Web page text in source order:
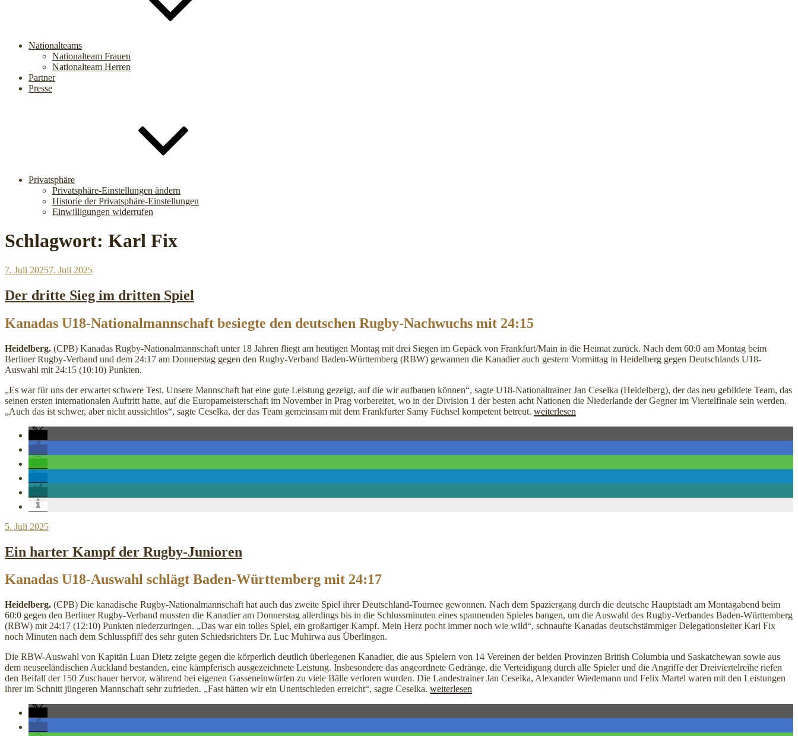
Nationalteams
Nationalteam Frauen
Nationalteam Herren
Partner
Presse
Privatsphäre
Privatsphäre-Einstellungen ändern
Historie der Privatsphäre-Einstellungen
Einwilligungen widerrufen
Schlagwort: Karl Fix
Veröffentlicht
7. Juli 20257. Juli 2025
Der dritte Sieg im dritten Spiel
Kanadas U18-Nationalmannschaft besiegte den deutschen Rugby-Nachwuchs mit 24:15
Heidelberg. (CPB) Kanadas Rugby-Nationalmannschaft unter 18 Jahren fliegt am heutigen Montag mit drei Siegen im Gepäck von Frankfurt/Main in die Heimat zurück. Nach dem 60:0 am Montag beim
Berliner Rugby-Verband und dem 24:17 am Donnerstag gegen den Rugby-Verband Baden-Württemberg (RBW) gewannen die Kanadier auch gestern Vormittag in Heidelberg gegen Deutschlands U18-
Auswahl mit 24:15 (10:10) Punkten.
„Es war für uns der erwartet schwere Test. Unsere Mannschaft hat eine gute Leistung gezeigt, auf die wir aufbauen können“, sagte U18-Nationaltrainer Jan Ceselka (Heidelberg), der das neu gebildete Team, das
seinen ersten internationalen Auftritt hatte, auf die Europameisterschaft im November in Prag vorbereitet, wo in der Division 1 der besten acht Nationen die Niederlande der Gegner im Viertelfinale sein werden.
„Auch das ist schwer, aber nicht aussichtlos“, sagte Ceselka, der das Team gemeinsam mit dem Frankfurter Samy Füchsel kompetent betreut. „Der
im
dritten
weiterlesen
Veröffentlicht
5. Juli 2025
Ein harter Kampf der Rugby-Junioren
Kanadas U18-Auswahl schlägt Baden-Württemberg mit 24:17
Heidelberg. (CPB) Die kanadische Rugby-Nationalmannschaft hat auch das zweite Spiel ihrer Deutschland-Tournee gewonnen. Nach dem Spaziergang durch die deutsche Hauptstadt am Montagabend beim
60:0 gegen den Berliner Rugby-Verband mussten die Kanadier am Donnerstag allerdings bis in die Schlussminuten eines spannenden Spieles bangen, um die Auswahl des Rugby-Verbandes Baden-Württemberg
(RBW) mit 24:17 (12:10) Punkten niederzuringen. „Das war ein tolles Spiel, ein großartiger Kampf. Mein Herz pocht immer noch wie wild“, schnaufte Kanadas deutschstämmiger Delegationsleiter Karl Fix
noch Minuten nach dem Schlusspfiff des sehr guten Schiedsrichters Dr. Luc Muhirwa aus Überlingen.
Die RBW-Auswahl von Kapitän Luan Dietz zeigte gegen die körperlich deutlich überlegenen Kanadier, die aus Spielern von 14 Vereinen der beiden Provinzen British Columbia und Saskatchewan sowie aus
dem neuseeländischen Auckland bestanden, eine kämpferisch ausgezeichnete Leistung. Insbesondere das angeordnete Gedränge, die Verteidigung durch alle Spieler und die Angriffe der Dreiviertelreihe riefen
den Beifall der 150 Zuschauer hervor, während bei eigenen Gasseneinwürfen zu viele Bälle verloren wurden. Die Landestrainer Jan Ceselka, Alexander Wiedemann und Felix Martel waren mit den Leistungen
ihrer im Schnitt jüngeren Mannschaft sehr zufrieden. „Fast hätten wir ein Unentschieden erreicht“, sagte Ceselka. „Ein
der
Rugby-
weiterlesen